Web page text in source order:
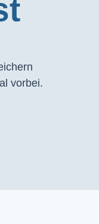
vorbei.